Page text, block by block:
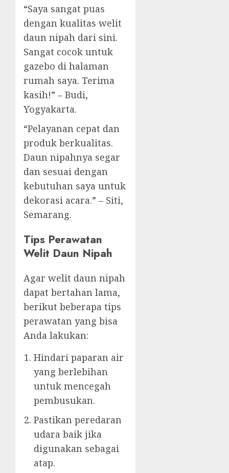
“Saya sangat puas
dengan kualitas welit
daun nipah dari sini.
Sangat cocok untuk
gazebo di halaman
rumah saya. Terima
kasih!” – Budi,
Yogyakarta.
“Pelayanan cepat dan
produk berkualitas.
Daun nipahnya segar
dan sesuai dengan
kebutuhan saya untuk
dekorasi acara.” – Siti,
Semarang.
Tips Perawatan
Welit Daun Nipah
Agar welit daun nipah
dapat bertahan lama,
berikut beberapa tips
perawatan yang bisa
Anda lakukan:
Hindari paparan air
yang berlebihan
untuk mencegah
pembusukan.
Pastikan peredaran
udara baik jika
digunakan sebagai
atap.